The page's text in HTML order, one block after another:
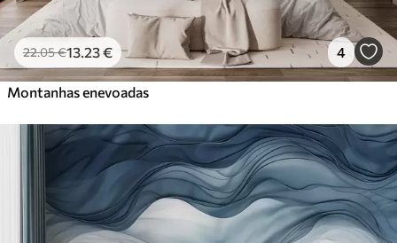
22.05€13 .23€ 4
Montanhas enevoadas